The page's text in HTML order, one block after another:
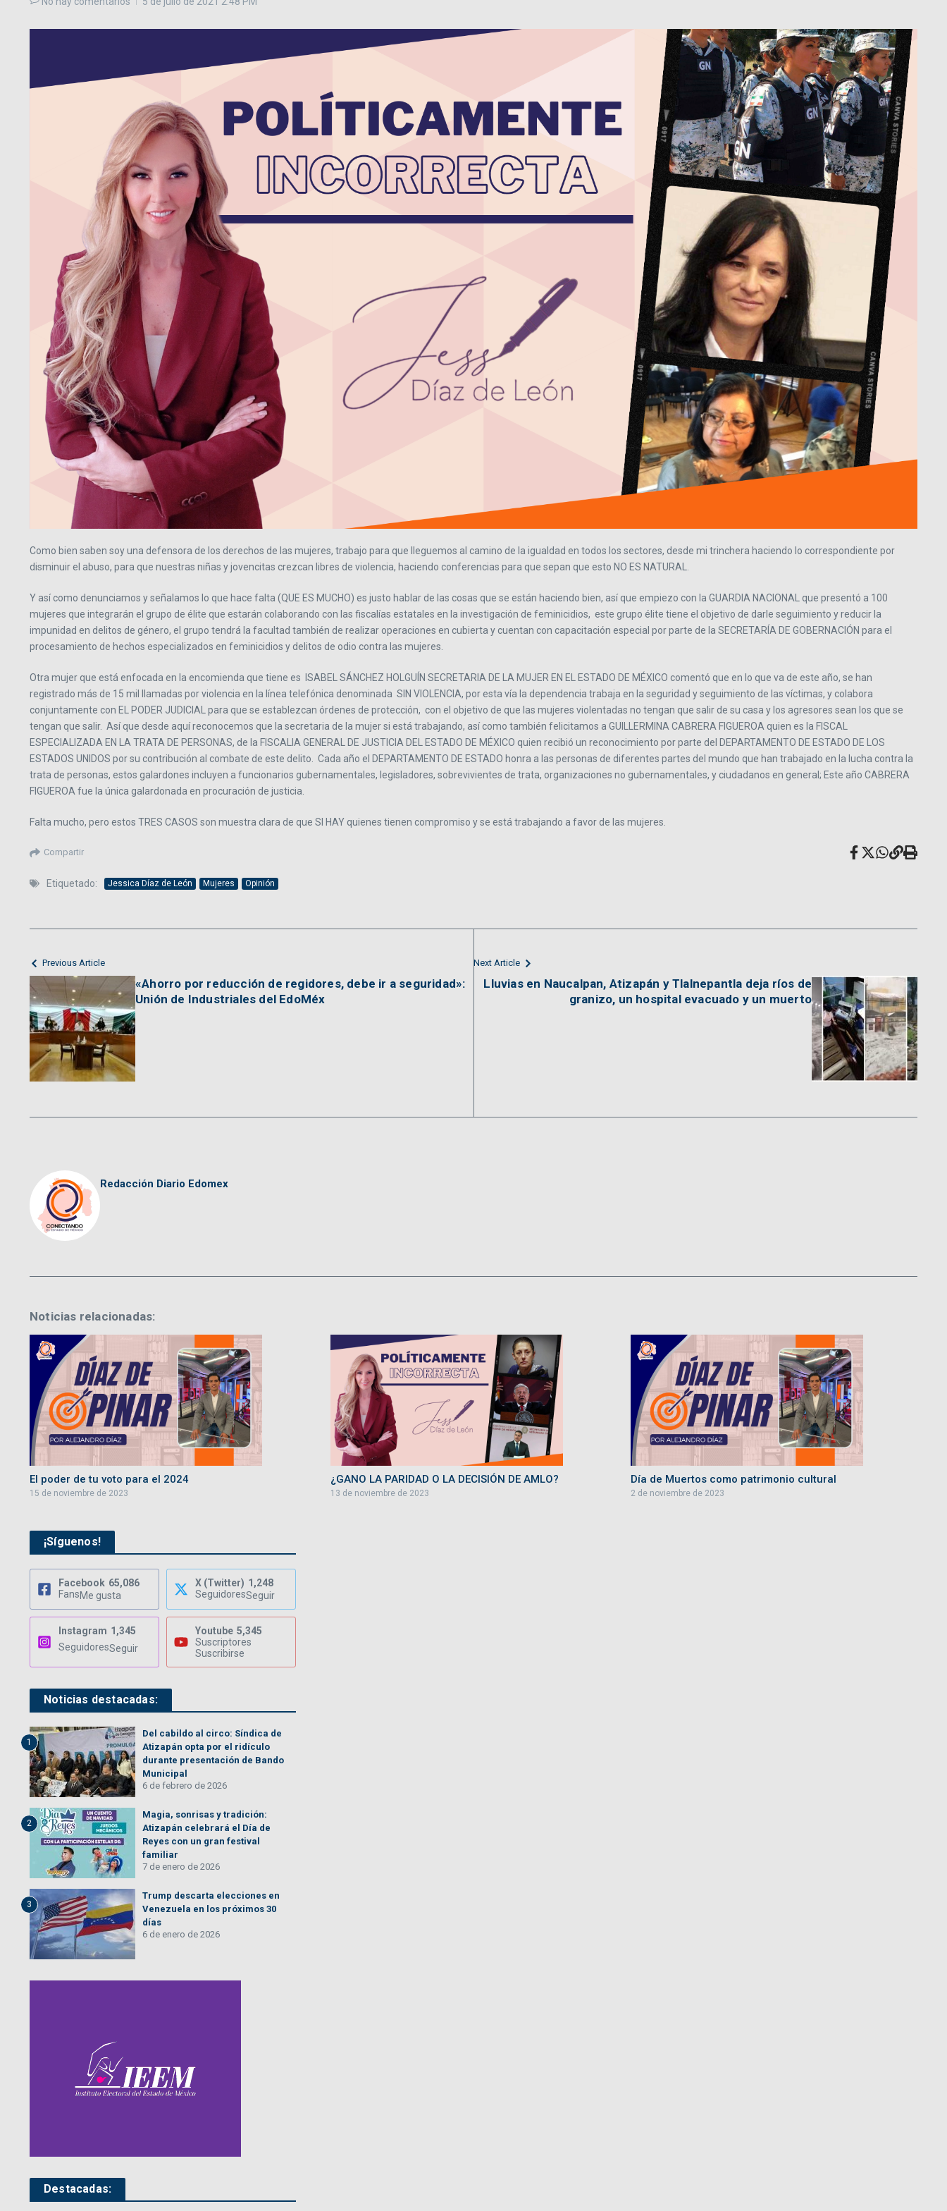
Como bien saben soy una defensora de los derechos de las mujeres, trabajo para que lleguemos al camino de la igualdad en todos los sectores, desde mi trinchera haciendo lo correspondiente por
disminuir el abuso, para que nuestras niñas y jovencitas crezcan libres de violencia, haciendo conferencias para que sepan que esto NO ES NATURAL.
Y así como denunciamos y señalamos lo que hace falta (QUE ES MUCHO) es justo hablar de las cosas que se están haciendo bien, así que empiezo con la GUARDIA NACIONAL que presentó a 100
mujeres que integrarán el grupo de élite que estarán colaborando con las fiscalías estatales en la investigación de feminicidios, este grupo élite tiene el objetivo de darle seguimiento y reducir la
impunidad en delitos de género, el grupo tendrá la facultad también de realizar operaciones en cubierta y cuentan con capacitación especial por parte de la SECRETARÍA DE GOBERNACIÓN para el
procesamiento de hechos especializados en feminicidios y delitos de odio contra las mujeres.
Otra mujer que está enfocada en la encomienda que tiene es ISABEL SÁNCHEZ HOLGUÍN SECRETARIA DE LA MUJER EN EL ESTADO DE MÉXICO comentó que en lo que va de este año, se han
registrado más de 15 mil llamadas por violencia en la línea telefónica denominada SIN VIOLENCIA, por esta vía la dependencia trabaja en la seguridad y seguimiento de las víctimas, y colabora
conjuntamente con EL PODER JUDICIAL para que se establezcan órdenes de protección, con el objetivo de que las mujeres violentadas no tengan que salir de su casa y los agresores sean los que se
tengan que salir. Así que desde aquí reconocemos que la secretaria de la mujer si está trabajando, así como también felicitamos a GUILLERMINA CABRERA FIGUEROA quien es la FISCAL
ESPECIALIZADA EN LA TRATA DE PERSONAS, de la FISCALIA GENERAL DE JUSTICIA DEL ESTADO DE MÉXICO quien recibió un reconocimiento por parte del DEPARTAMENTO DE ESTADO DE LOS
ESTADOS UNIDOS por su contribución al combate de este delito. Cada año el DEPARTAMENTO DE ESTADO honra a las personas de diferentes partes del mundo que han trabajado en la lucha contra la
trata de personas, estos galardones incluyen a funcionarios gubernamentales, legisladores, sobrevivientes de trata, organizaciones no gubernamentales, y ciudadanos en general; Este año CABRERA
FIGUEROA fue la única galardonada en procuración de justicia.
Falta mucho, pero estos TRES CASOS son muestra clara de que SI HAY quienes tienen compromiso y se está trabajando a favor de las mujeres.
Compartir
Etiquetado: Jessica Díaz de León Mujeres Opinión
Previous Article
«Ahorro por reducción de regidores, debe ir a seguridad»:
Unión de Industriales del EdoMéx
Next Article
Lluvias en Naucalpan, Atizapán y Tlalnepantla deja ríos de
granizo, un hospital evacuado y un muerto
Redacción Diario Edomex
Noticias relacionadas:
El poder de tu voto para el 2024
15 de noviembre de 2023
¿GANO LA PARIDAD O LA DECISIÓN DE AMLO?
13 de noviembre de 2023
Día de Muertos como patrimonio cultural
2 de noviembre de 2023
¡Síguenos!
Facebook 65,086
FansMe gusta
X (Twitter) 1,248
SeguidoresSeguir
Instagram 1,345
SeguidoresSeguir
Youtube 5,345
Suscriptores
Suscribirse
Noticias destacadas:
1
Del cabildo al circo: Síndica de
Atizapán opta por el ridículo
durante presentación de Bando
Municipal
6 de febrero de 2026
2
Magia, sonrisas y tradición:
Atizapán celebrará el Día de
Reyes con un gran festival
familiar
7 de enero de 2026
3
Trump descarta elecciones en
Venezuela en los próximos 30
días
6 de enero de 2026
Destacadas: